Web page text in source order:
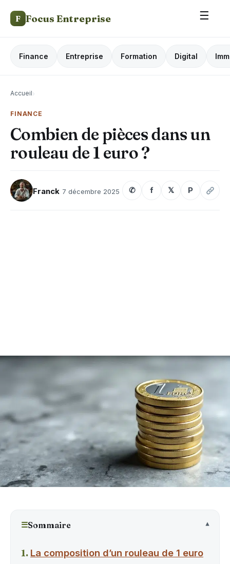
F Focus Entreprise ☰
Finance Entreprise Formation Digital
Accueil›
FINANCE
Combien de pièces dans un
rouleau de 1 euro ?
Franck 7 décembre 2025 ✆ f 𝕏 P
☰Sommaire
La composition d’un rouleau de 1 euro